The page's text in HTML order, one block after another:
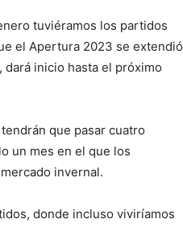
tuviéramos los partidos
el Apertura 2023 se extendió
dará inicio hasta el próximo
que pasar cuatro
un mes en el que los
invernal.
donde incluso viviríamos